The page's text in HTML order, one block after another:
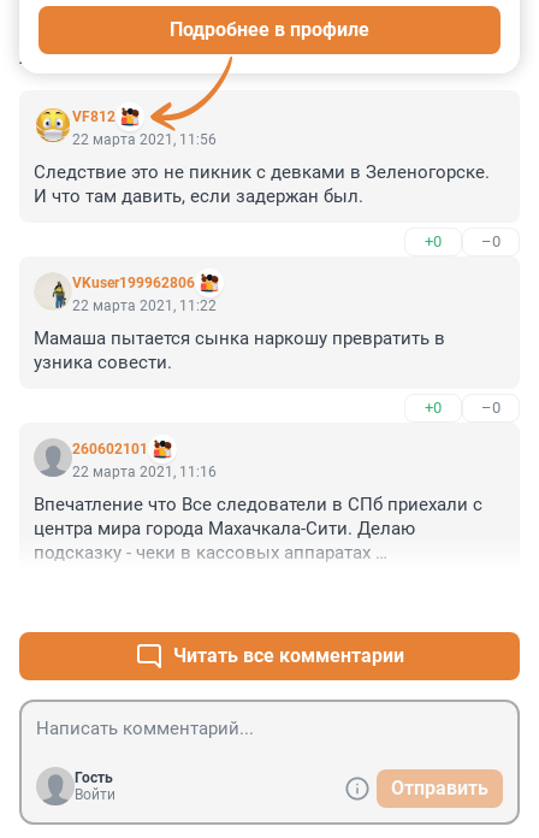
КОММЕНТАРИИ 11
VF812
Подробнее в профиле
22 марта 2021, 11:56
Следствие это не пикник с девками в Зеленогорске.
И что там давить, если задержан был.
+0 –0
VKuser199962806
22 марта 2021, 11:22
Мамаша пытается сынка наркошу превратить в
узника совести.
+0 –0
260602101
22 марта 2021, 11:16
Впечатление что Все следователи в СПб приехали с
центра мира города Махачкала-Сити. Делаю
подсказку - чеки в кассовых аппаратах
премиальных за раскрытие Дела.
Читать все комментарии
Гость
Войти
Отправить